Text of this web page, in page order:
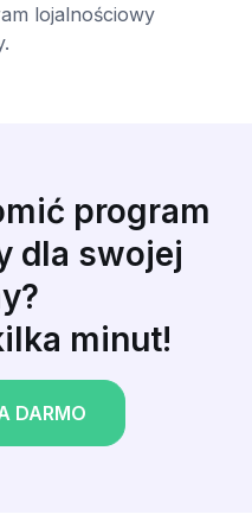
lojalnościowy
program
dla swojej
minut!
DARMO